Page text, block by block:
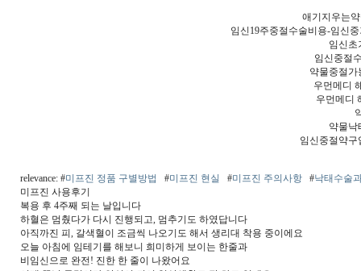
애기지우는
임신19주중절수술비용-임신
임신초
임신중절
약물중절가
우먼메디
우먼메디
약물낙
임신중절약
relevance: #미프진 정품 구별방법 #미프진 현실 #미프진 주의사항 #낙태수술
미프진 사용후기
복용 후 4주째 되는 날입니다
하혈은 멈췄다가 다시 진행되고, 멈추기도 하였답니다
아직까진 피, 갈색혈이 조금씩 나오기도 해서 생리대 착용 중이에요
오늘 아침에 임테기를 해보니 희미하게 보이는 한줄과
비임신으로 완전! 진한 한 줄이 나왔어요